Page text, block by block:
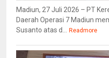
Madiun, 27 Juli 2026 – PT
Daerah Operasi 7 Madiun
Susanto atas d...
Readmore